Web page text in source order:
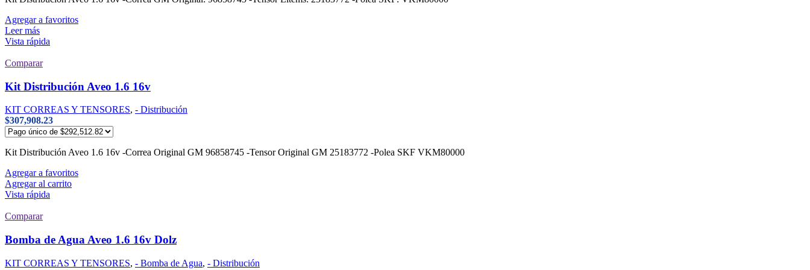
Agregar a favoritos
Leer más
Vista rápida
Comparar
Kit Distribución Aveo 1.6 16v
KIT CORREAS Y TENSORES, - Distribución
$307,908.23
Kit Distribución Aveo 1.6 16v -Correa Original GM 96858745 -Tensor Original GM 25183772 -Polea SKF VKM80000
Agregar a favoritos
Agregar al carrito
Vista rápida
Comparar
Bomba de Agua Aveo 1.6 16v Dolz
KIT CORREAS Y TENSORES, - Bomba de Agua, - Distribución